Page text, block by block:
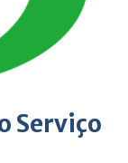
Serviço